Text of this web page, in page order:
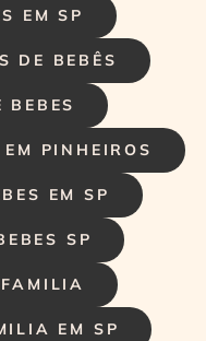
EM SP
DE BEBÊS
BEBES
PINHEIROS
EM SP
SP
EM SP